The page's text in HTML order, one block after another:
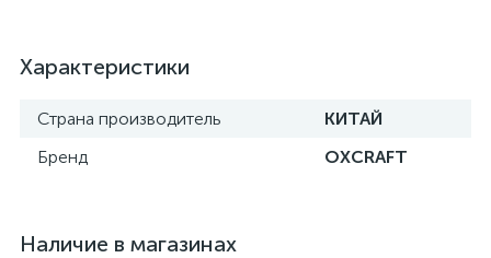
Характеристики
Страна производитель
КИТАЙ
Бренд
OXCRAFT
Наличие в магазинах